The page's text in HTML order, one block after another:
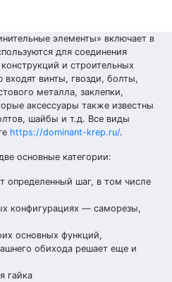
элементы» включает в
для соединения
и строительных
входят винты, гвозди, болты,
металла, заклепки,
аксессуары также известны
шайбы и т.д. Все виды
https://dominant-krep.ru/.
основные категории:
определенный шаг, в том числе
конфигурациях — саморезы,
основных функций,
обихода решает еще и
гайка